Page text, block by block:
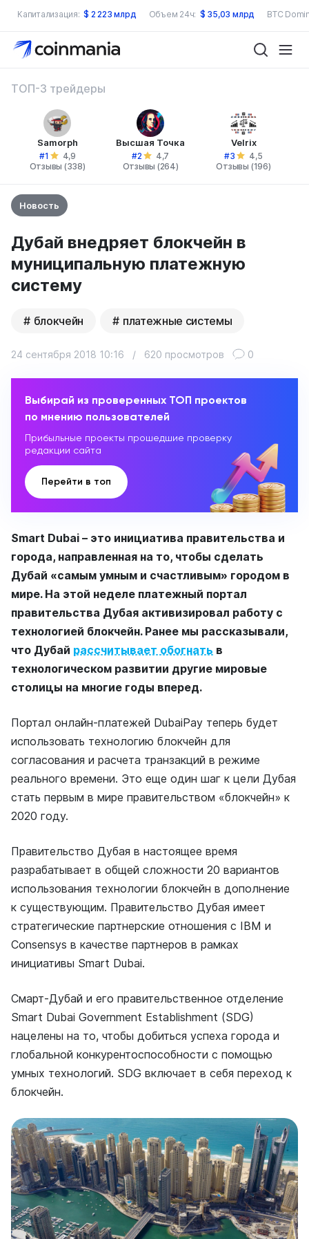
Капитализация: $ 2 223 млрд Объем 24ч: $ 35,03 млрд BTC
ТОП-3 трейдеры
Samorph
#1
4,9
Отзывы (338)
Высшая Точка
#2
4,7
Отзывы (264)
Velrix
#3
4,5
Отзывы (196)
Новость
Дубай внедряет блокчейн в
муниципальную платежную
систему
блокчейн платежные системы
24 сентября 2018 10:16 / 620 просмотров 0
Выбирай из проверенных ТОП проектов
по мнению пользователей
Прибыльные проекты прошедшие проверку
редакции сайта
Перейти в топ
Smart Dubai – это инициатива правительства и
города, направленная на то, чтобы сделать
Дубай «самым умным и счастливым» городом в
мире. На этой неделе платежный портал
правительства Дубая активизировал работу с
технологией блокчейн. Ранее мы рассказывали,
что Дубай рассчитывает обогнать в
технологическом развитии другие мировые
столицы на многие годы вперед.
Портал онлайн-платежей DubaiPay теперь будет
использовать технологию блокчейн для
согласования и расчета транзакций в режиме
реального времени. Это еще один шаг к цели Дубая
стать первым в мире правительством «блокчейн» к
2020 году.
Правительство Дубая в настоящее время
разрабатывает в общей сложности 20 вариантов
использования технологии блокчейн в дополнение
к существующим. Правительство Дубая имеет
стратегические партнерские отношения с IBM и
Consensys в качестве партнеров в рамках
инициативы Smart Dubai.
Смарт-Дубай и его правительственное отделение
Smart Dubai Government Establishment (SDG)
нацелены на то, чтобы добиться успеха города и
глобальной конкурентоспособности с помощью
умных технологий. SDG включает в себя переход к
блокчейн.